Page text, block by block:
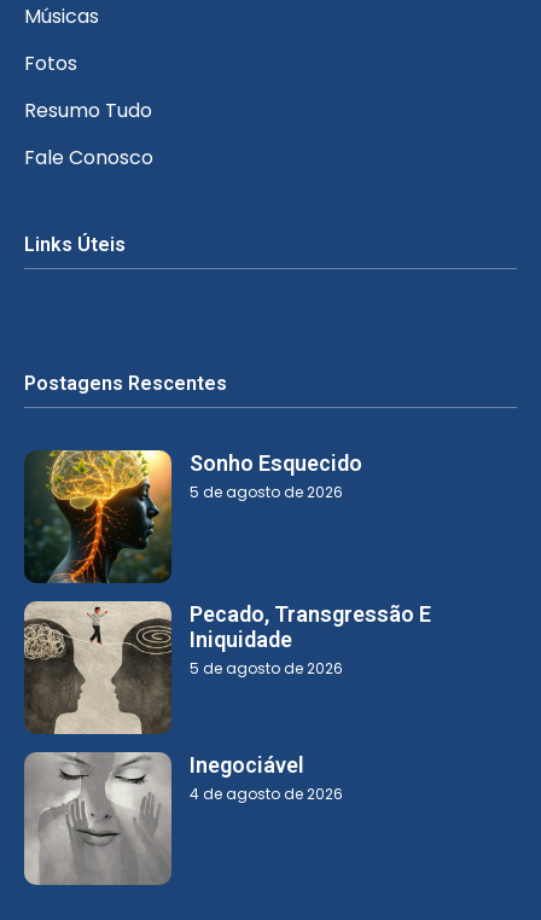
Músicas
Fotos
Resumo Tudo
Fale Conosco
Links Úteis
Postagens Rescentes
Sonho Esquecido
5 de agosto de 2026
Pecado, Transgressão E
Iniquidade
5 de agosto de 2026
Inegociável
4 de agosto de 2026